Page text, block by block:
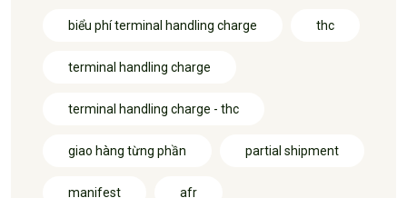
biểu phí terminal handling charge thc
terminal handling charge
terminal handling charge - thc
giao hàng từng phần partial shipment
manifest afr